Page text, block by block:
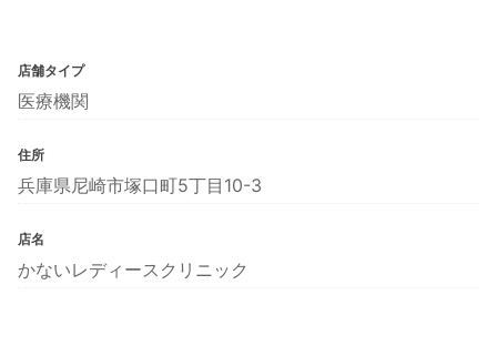
店舗タイプ
医療機関
住所
兵庫県尼崎市塚口町5丁目10-3
店名
かないレディースクリニック